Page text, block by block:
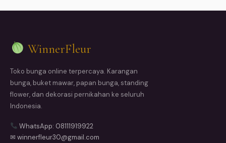
WinnerFleur
Toko bunga online terpercaya. Karangan
bunga, buket mawar, papan bunga, standing
flower, dan dekorasi pernikahan ke seluruh
Indonesia.
WhatsApp: 08111919922
✉ winnerfleur30@gmail.com